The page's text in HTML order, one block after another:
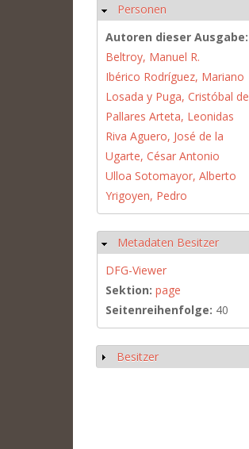
Hide
Personen
Autoren dieser Ausgabe:
Beltroy, Manuel R.
Ibérico Rodríguez, Mariano
Losada y Puga, Cristóbal de
Pallares Arteta, Leonidas
Riva Aguero, José de la
Ugarte, César Antonio
Ulloa Sotomayor, Alberto
Yrigoyen, Pedro
Hide
Metadaten Besitzer
DFG-Viewer
Sektion: page
Seitenreihenfolge: 40
Show
Besitzer